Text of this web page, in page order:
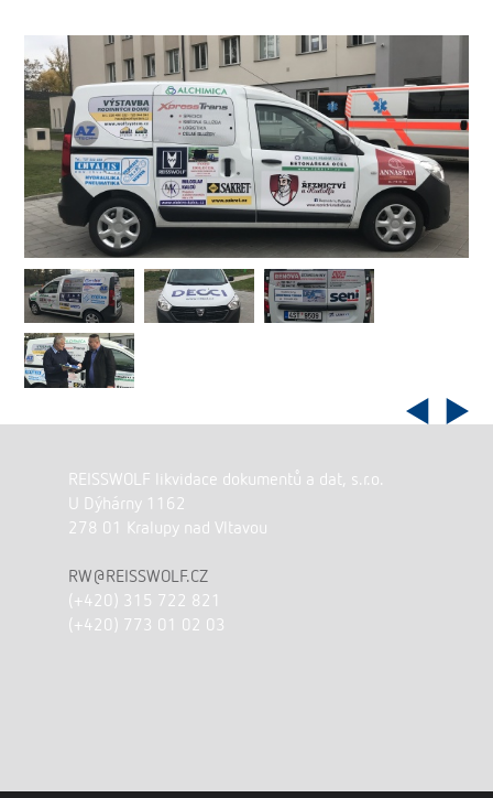
REISSWOLF likvidace dokumentů a dat, s.r.o.
U Dýhárny 1162
278 01 Kralupy nad Vltavou
RW@REISSWOLF.CZ
(+420) 315 722 821
(+420) 773 01 02 03